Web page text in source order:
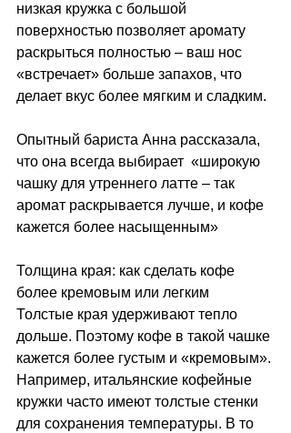
низкая кружка с большой
поверхностью позволяет аромату
раскрыться полностью – ваш нос
«встречает» больше запахов, что
делает вкус более мягким и сладким.
Опытный бариста Анна рассказала,
что она всегда выбирает  «широкую
чашку для утреннего латте – так
аромат раскрывается лучше, и кофе
кажется более насыщенным»
Толщина края: как сделать кофе
более кремовым или легким
Толстые края удерживают тепло
дольше. Поэтому кофе в такой чашке
кажется более густым и «кремовым».
Например, итальянские кофейные
кружки часто имеют толстые стенки
для сохранения температуры. В то